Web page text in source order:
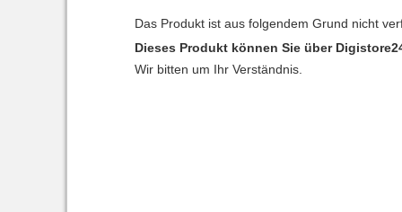
Das Produkt ist aus folgendem Grund nicht
Dieses Produkt können Sie über
Wir bitten um Ihr Verständnis.